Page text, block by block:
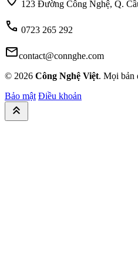
123 Đường Công Nghệ, Q.
call 0723 265 292
mailcontact@connghe.com
© 2026 Công Nghệ Việt. Mọi bản
Bảo mật Điều khoản
keyboard_double_arrow_up